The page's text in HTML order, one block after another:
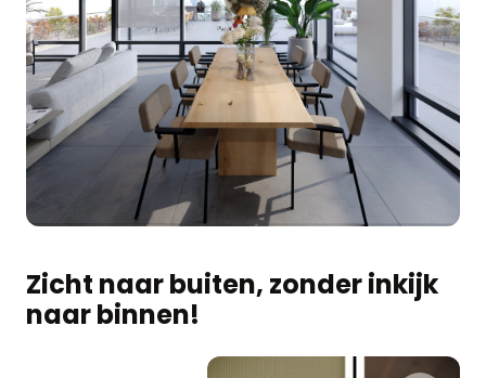
Zicht naar buiten, zonder inkijk
naar binnen!